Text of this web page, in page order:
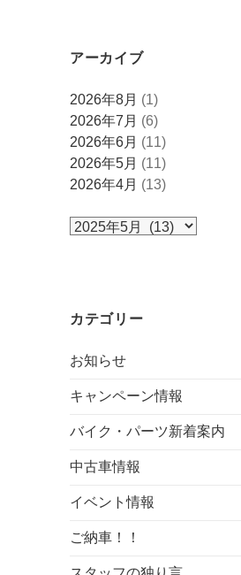
アーカイブ
ア
ー
カ
イ
ブ
2026年8月 (1)
2026年7月 (6)
2026年6月 (11)
2026年5月 (11)
2026年4月 (13)
カテゴリー
お知らせ
キャンペーン情報
バイク・パーツ新着案内
中古車情報
イベント情報
ご納車！！